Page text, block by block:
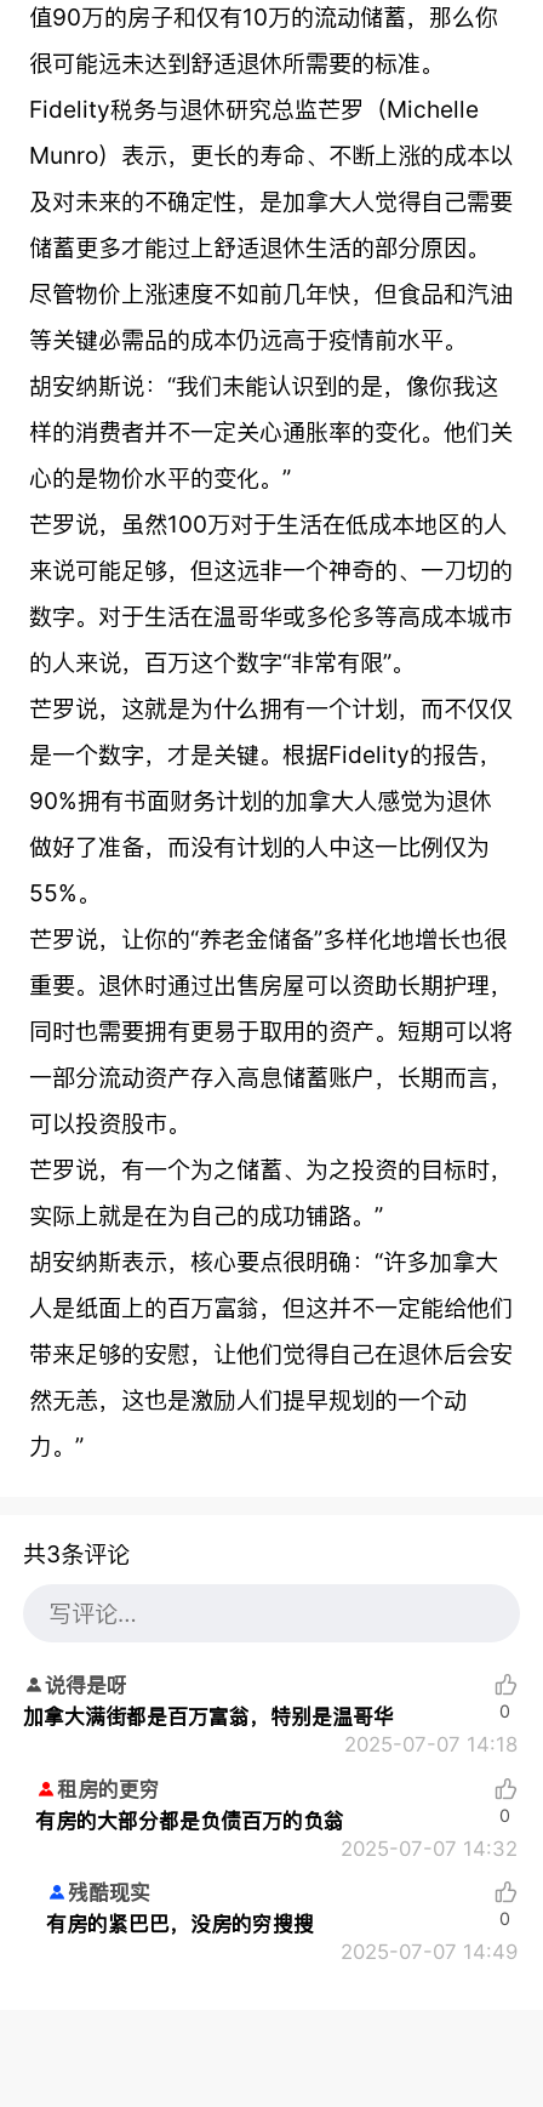
值90万的房子和仅有10万的流动储蓄，那么你
很可能远未达到舒适退休所需要的标准。
Fidelity税务与退休研究总监芒罗（Michelle
Munro）表示，更长的寿命、不断上涨的成本以
及对未来的不确定性，是加拿大人觉得自己需要
储蓄更多才能过上舒适退休生活的部分原因。
尽管物价上涨速度不如前几年快，但食品和汽油
等关键必需品的成本仍远高于疫情前水平。
胡安纳斯说：“我们未能认识到的是，像你我这
样的消费者并不一定关心通胀率的变化。他们关
心的是物价水平的变化。”
芒罗说，虽然100万对于生活在低成本地区的人
来说可能足够，但这远非一个神奇的、一刀切的
数字。对于生活在温哥华或多伦多等高成本城市
的人来说，百万这个数字“非常有限”。
芒罗说，这就是为什么拥有一个计划，而不仅仅
是一个数字，才是关键。根据Fidelity的报告，
90%拥有书面财务计划的加拿大人感觉为退休
做好了准备，而没有计划的人中这一比例仅为
55%。
芒罗说，让你的“养老金储备”多样化地增长也很
重要。退休时通过出售房屋可以资助长期护理，
同时也需要拥有更易于取用的资产。短期可以将
一部分流动资产存入高息储蓄账户，长期而言，
可以投资股市。
芒罗说，有一个为之储蓄、为之投资的目标时，
实际上就是在为自己的成功铺路。”
胡安纳斯表示，核心要点很明确：“许多加拿大
人是纸面上的百万富翁，但这并不一定能给他们
带来足够的安慰，让他们觉得自己在退休后会安
然无恙，这也是激励人们提早规划的一个动
力。”
共3条评论
说得是呀
加拿大满街都是百万富翁，特别是温哥华
2025-07-07 14:18
0
租房的更穷
有房的大部分都是负债百万的负翁
2025-07-07 14:32
0
残酷现实
有房的紧巴巴，没房的穷搜搜
2025-07-07 14:49
0